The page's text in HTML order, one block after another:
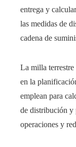
entrega y
las medidas de
cadena de
La milla
en la
emplean para
de distribución y
operaciones y